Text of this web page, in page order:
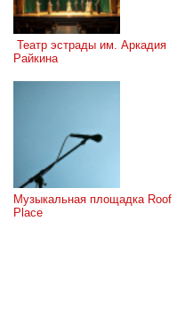
Райкина
Музыкальная площадка Roof
Place